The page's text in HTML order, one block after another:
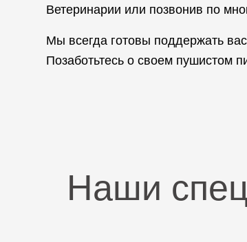
Ветеринарии или позвонив по
Мы всегда готовы поддержать
Позаботьтесь о своем пушистом
Наши